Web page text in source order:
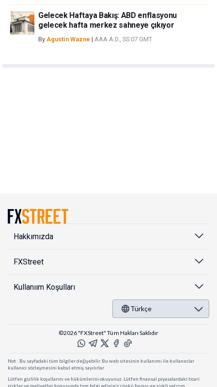
Gelecek Haftaya Bakış: ABD enflasyonu
gelecek hafta merkez sahneye çıkıyor
By Agustin Wazne | AAA A.D., SS:07 GMT
Hakkımızda
FXStreet
Kullanıım Koşulları
Türkçe
©2026 "FXStreet" Tüm Hakları Saklıdır
Not : Bu sayfadaki tüm bilgiler değişebilir. Bu web sitesinin kullanımı ile kullanıcılar
kullanıcı sözleşmesini kabul etmiş sayılırlar.
Lütfen gizlilik koşullarını ve hükümlerini okuyunuz. Lütfen finansal piyasalardaki ticari
riskler ve maliyetler konusunda tam bilgi edininiz çünkü burası en riskli yatırım